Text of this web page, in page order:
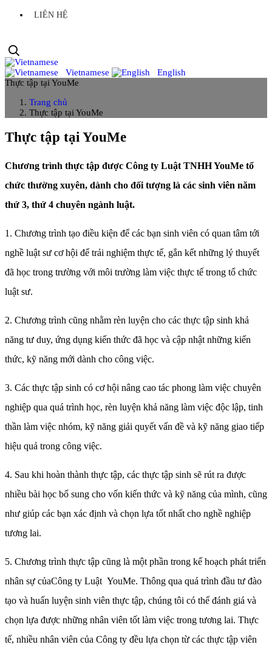
LIÊN HỆ
Vietnamese
English
Thực tập tại YouMe
Trang chủ
Thực tập tại YouMe
Thực tập tại YouMe
Chương trình thực tập được Công ty Luật TNHH YouMe tổ
chức thường xuyên, dành cho đối tượng là các sinh viên năm
thứ 3, thứ 4 chuyên ngành luật.
1. Chương trình tạo điều kiện để các bạn sinh viên có quan tâm tới
nghề luật sư cơ hội để trải nghiệm thực tế, gắn kết những lý thuyết
đã học trong trường với môi trường làm việc thực tế trong tổ chức
luật sư.
2. Chương trình cũng nhằm rèn luyện cho các thực tập sinh khả
năng tư duy, ứng dụng kiến thức đã học và cập nhật những kiến
thức, kỹ năng mới dành cho công việc.
3. Các thực tập sinh có cơ hội nâng cao tác phong làm việc chuyên
nghiệp qua quá trình học, rèn luyện khả năng làm việc độc lập, tinh
thần làm việc nhóm, kỹ năng giải quyết vấn đề và kỹ năng giao tiếp
hiệu quả trong công việc.
4. Sau khi hoàn thành thực tập, các thực tập sinh sẽ rút ra được
nhiều bài học bổ sung cho vốn kiến thức và kỹ năng của mình, cũng
như giúp các bạn xác định và chọn lựa tốt nhất cho nghề nghiệp
tương lai.
5. Chương trình thực tập cũng là một phần trong kế hoạch phát triển
nhân sự củaCông ty Luật YouMe. Thông qua quá trình đầu tư đào
tạo và huấn luyện sinh viên thực tập, chúng tôi có thể đánh giá và
chọn lựa được những nhân viên tốt làm việc trong tương lai. Thực
tế, nhiều nhân viên của Công ty đều lựa chọn từ các thực tập viên